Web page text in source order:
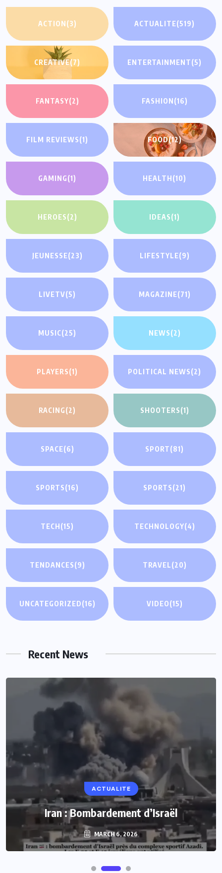
ACTION(3) ACTUALITE(519)
CREATIVE(7) ENTERTAINMENT(5)
FANTASY(2) FASHION(16)
FILM REVIEWS(1) FOOD(12)
GAMING(1) HEALTH(10)
HEROES(2) IDEAS(1)
JEUNESSE(23) LIFESTYLE(9)
LIVETV(5) MAGAZINE(71)
MUSIC(25) NEWS(2)
PLAYERS(1) POLITICAL NEWS(2)
RACING(2) SHOOTERS(1)
SPACE(6) SPORT(81)
SPORTS(16) SPORTS(21)
TECH(15) TECHNOLOGY(4)
TENDANCES(9) TRAVEL(20)
UNCATEGORIZED(16) VIDEO(15)
Recent News
ACTUALITE
Iran : Bombardement d’Israël
MARCH 6, 2026